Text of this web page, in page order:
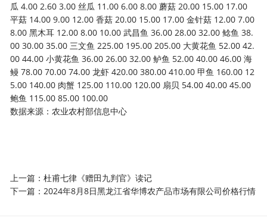
瓜 4.00 2.60 3.00 丝瓜 11.00 6.00 8.00 蘑菇 20.00 15.00 17.00
平菇 14.00 9.00 12.00 香菇 20.00 15.00 17.00 金针菇 12.00 7.00
8.00 黑木耳 12.00 8.00 10.00 武昌鱼 36.00 28.00 32.00 鲶鱼 38.
00 30.00 35.00 三文鱼 225.00 195.00 205.00 大黄花鱼 52.00 42.
00 44.00 小黄花鱼 36.00 26.00 32.00 鲈鱼 52.00 40.00 46.00 海
鳗 78.00 70.00 74.00 龙虾 420.00 380.00 410.00 甲鱼 160.00 12
5.00 140.00 肉蟹 125.00 110.00 120.00 扇贝 54.00 40.00 45.00
鲍鱼 115.00 85.00 100.00
数据来源：农业农村部信息中心
上一篇：杜甫七律《赠田九判官》读记
下一篇：2024年8月8日黑龙江省华博农产品市场有限公司价格行情